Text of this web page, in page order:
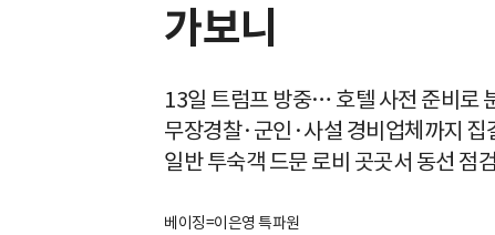
가보니
13일 트럼프 방중… 호텔 사전 준비로
무장경찰·군인·사설 경비업체까지 집
일반 투숙객 드문 로비 곳곳서 동선 점검
베이징=이은영 특파원